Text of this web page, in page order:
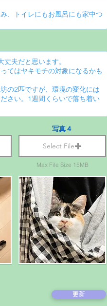
写真４
Select File
Max File Size 15MB
更新